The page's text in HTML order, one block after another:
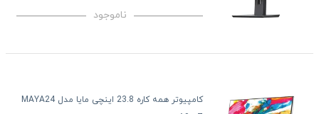
ناموجود
کامپیوتر همه کاره 23.8 اینچی مایا مدل MAYA24